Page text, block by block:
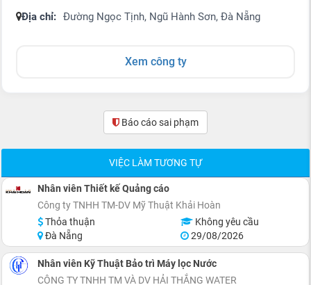
Địa chỉ: Đường Ngọc Tịnh, Ngũ Hành Sơn, Đà Nẵng
Xem công ty
Báo cáo sai phạm(0)
VIỆC LÀM TƯƠNG TỰ
Nhân viên Thiết kế Quảng cáo
Công ty TNHH TM-DV Mỹ Thuật Khải Hoàn
Thỏa thuận
Không yêu cầu
Đà Nẵng
29/08/2026
Nhân viên Kỹ Thuật Bảo trì Máy lọc Nước
CÔNG TY TNHH TM VÀ DV HẢI THẮNG WATER